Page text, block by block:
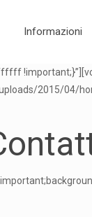
Informazioni
2015/04/